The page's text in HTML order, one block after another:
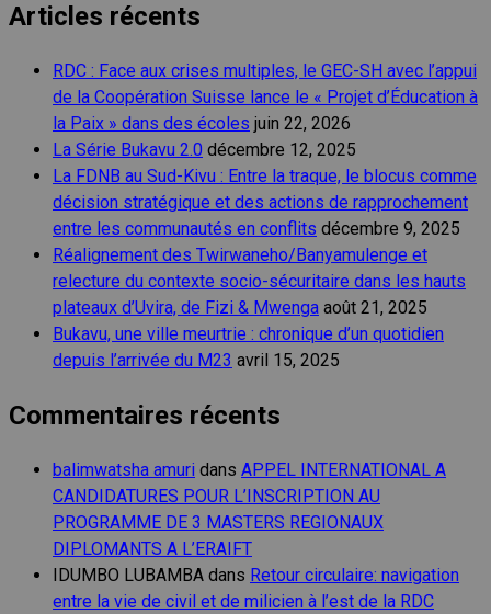
Articles récents
RDC : Face aux crises multiples, le GEC-SH avec l’appui
de la Coopération Suisse lance le « Projet d’Éducation à
la Paix » dans des écoles juin 22, 2026
La Série Bukavu 2.0 décembre 12, 2025
La FDNB au Sud-Kivu : Entre la traque, le blocus comme
décision stratégique et des actions de rapprochement
entre les communautés en conflits décembre 9, 2025
Réalignement des Twirwaneho/Banyamulenge et
relecture du contexte socio-sécuritaire dans les hauts
plateaux d’Uvira, de Fizi & Mwenga août 21, 2025
Bukavu, une ville meurtrie : chronique d’un quotidien
depuis l’arrivée du M23 avril 15, 2025
Commentaires récents
balimwatsha amuri dans APPEL INTERNATIONAL A
CANDIDATURES POUR L’INSCRIPTION AU
PROGRAMME DE 3 MASTERS REGIONAUX
DIPLOMANTS A L’ERAIFT
IDUMBO LUBAMBA dans Retour circulaire: navigation
entre la vie de civil et de milicien à l’est de la RDC